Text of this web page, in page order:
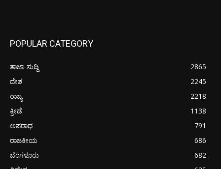
POPULAR CATEGORY
ತಾಜಾ ಸುದ್ದಿ
2865
ದೇಶ
2245
ರಾಜ್ಯ
2218
ಕ್ರೀಡೆ
1138
ಅಪರಾಧ
791
ರಾಜಕೀಯ
686
ಬೆಂಗಳೂರು
682